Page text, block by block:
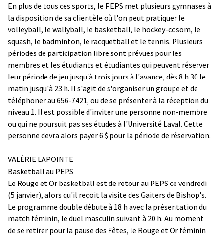
En plus de tous ces sports, le PEPS met plusieurs gymnases à
la disposition de sa clientèle où l'on peut pratiquer le
volleyball, le wallyball, le basketball, le hockey-cosom, le
squash, le badminton, le racquetball et le tennis. Plusieurs
périodes de participation libre sont prévues pour les
membres et les étudiants et étudiantes qui peuvent réserver
leur période de jeu jusqu'à trois jours à l'avance, dès 8 h 30 le
matin jusqu'à 23 h. Il s'agit de s'organiser un groupe et de
téléphoner au 656-7421, ou de se présenter à la réception du
niveau 1. Il est possible d'inviter une personne non-membre
ou qui ne poursuit pas ses études à l'Université Laval. Cette
personne devra alors payer 6 $ pour la période de réservation.
VALÉRIE LAPOINTE
Basketball au PEPS
Le Rouge et Or basketball est de retour au PEPS ce vendredi
(5 janvier), alors qu'il reçoit la visite des Gaiters de Bishop's.
Le programme double débute à 18 h avec la présentation du
match féminin, le duel masculin suivant à 20 h. Au moment
de se retirer pour la pause des Fêtes, le Rouge et Or féminin